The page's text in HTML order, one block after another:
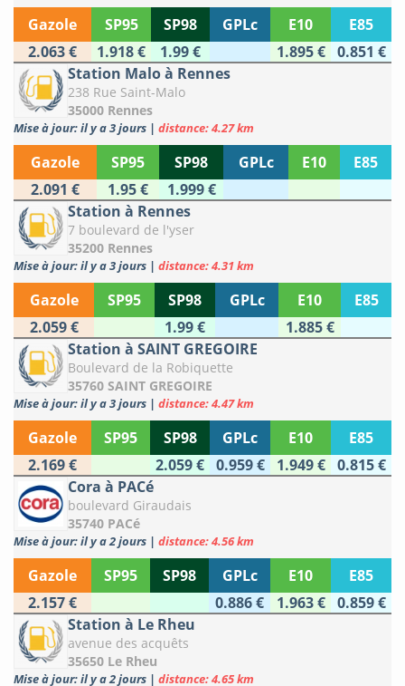
Gazole SP95 SP98 GPLc E10
E85
2.063 €
1.918 € 1.99 € 1.895 €
0.851 €
Station Malo à Rennes
238 Rue Saint-Malo
35000 Rennes
Mise à jour: il y a 3 jours | distance: 4.27 km
Gazole SP95 SP98 GPLc E10
E85
2.091 €
1.95 €
1.999 €
Station à Rennes
7 boulevard de l'yser
35200 Rennes
Mise à jour: il y a 3 jours | distance: 4.31 km
Gazole SP95 SP98 GPLc E10
E85
2.059 €
1.99 €
1.885 €
Station à SAINT GREGOIRE
Boulevard de la Robiquette
35760 SAINT GREGOIRE
Mise à jour: il y a 3 jours | distance: 4.47 km
Gazole SP95 SP98 GPLc E10
E85
2.169 €
2.059 € 0.959 € 1.949 €
0.815 €
Cora à PACé
boulevard Giraudais
35740 PACé
Mise à jour: il y a 2 jours | distance: 4.56 km
Gazole SP95 SP98 GPLc E10
E85
2.157 €
0.886 € 1.963 €
0.859 €
Station à Le Rheu
avenue des acquêts
35650 Le Rheu
Mise à jour: il y a 2 jours | distance: 4.65 km